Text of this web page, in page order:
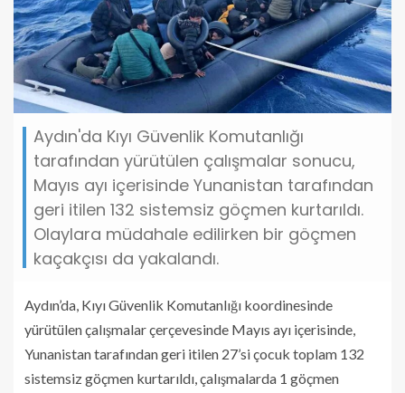
Aydın'da Kıyı Güvenlik Komutanlığı
tarafından yürütülen çalışmalar sonucu,
Mayıs ayı içerisinde Yunanistan tarafından
geri itilen 132 sistemsiz göçmen kurtarıldı.
Olaylara müdahale edilirken bir göçmen
kaçakçısı da yakalandı.
Aydın’da, Kıyı Güvenlik Komutanlığı koordinesinde
yürütülen çalışmalar çerçevesinde Mayıs ayı içerisinde,
Yunanistan tarafından geri itilen 27’si çocuk toplam 132
sistemsiz göçmen kurtarıldı, çalışmalarda 1 göçmen